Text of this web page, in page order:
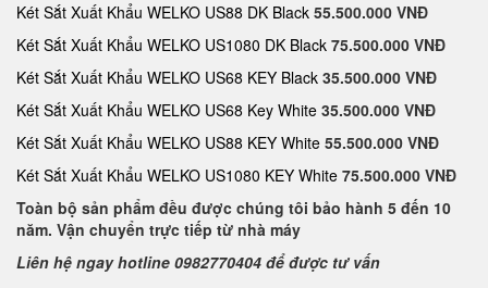
Két Sắt Xuất Khẩu WELKO US88 DK Black 55.500.000 VNĐ
Két Sắt Xuất Khẩu WELKO US1080 DK Black 75.500.000 VNĐ
Két Sắt Xuất Khẩu WELKO US68 KEY Black 35.500.000 VNĐ
Két Sắt Xuất Khẩu WELKO US68 Key White 35.500.000 VNĐ
Két Sắt Xuất Khẩu WELKO US88 KEY White 55.500.000 VNĐ
Két Sắt Xuất Khẩu WELKO US1080 KEY White 75.500.000 VNĐ
Toàn bộ sản phẩm đều được chúng tôi bảo hành 5 đến 10
năm. Vận chuyển trực tiếp từ nhà máy
Liên hệ ngay hotline 0982770404 để được tư vấn